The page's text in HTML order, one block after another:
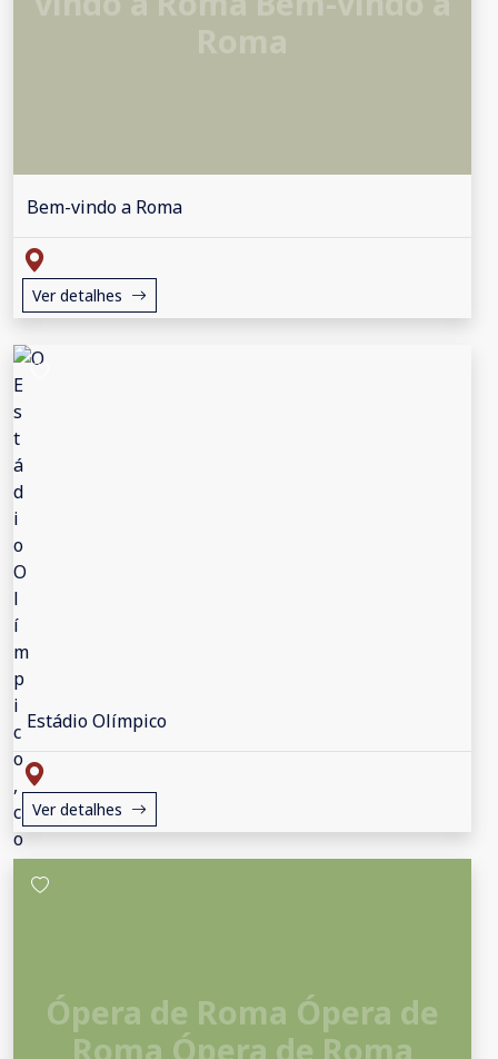
Bem-vindo a Roma
Ver detalhes
Estádio Olímpico
Ver detalhes
Ópera de Roma Ópera de
Roma Ópera de Roma